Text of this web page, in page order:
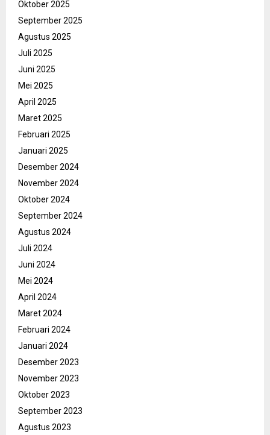
Oktober 2025
September 2025
Agustus 2025
Juli 2025
Juni 2025
Mei 2025
April 2025
Maret 2025
Februari 2025
Januari 2025
Desember 2024
November 2024
Oktober 2024
September 2024
Agustus 2024
Juli 2024
Juni 2024
Mei 2024
April 2024
Maret 2024
Februari 2024
Januari 2024
Desember 2023
November 2023
Oktober 2023
September 2023
Agustus 2023